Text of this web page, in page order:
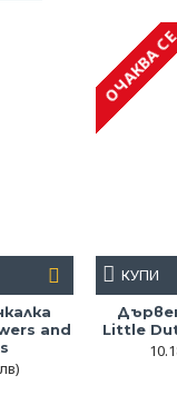
and
ОЧАКВА
Little
КУПИ